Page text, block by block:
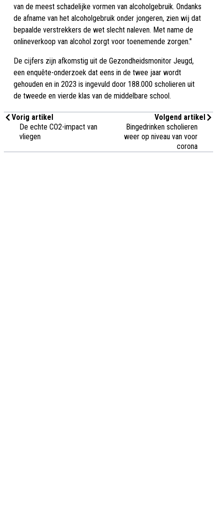
van de meest schadelijke vormen van alcoholgebruik. Ondanks
de afname van het alcoholgebruik onder jongeren, zien wij dat
bepaalde verstrekkers de wet slecht naleven. Met name de
onlineverkoop van alcohol zorgt voor toenemende zorgen."
De cijfers zijn afkomstig uit de Gezondheidsmonitor Jeugd,
een enquête-onderzoek dat eens in de twee jaar wordt
gehouden en in 2023 is ingevuld door 188.000 scholieren uit
de tweede en vierde klas van de middelbare school.
Vorig artikel
De echte CO2-impact van
vliegen
Volgend artikel
Bingedrinken scholieren
weer op niveau van voor
corona